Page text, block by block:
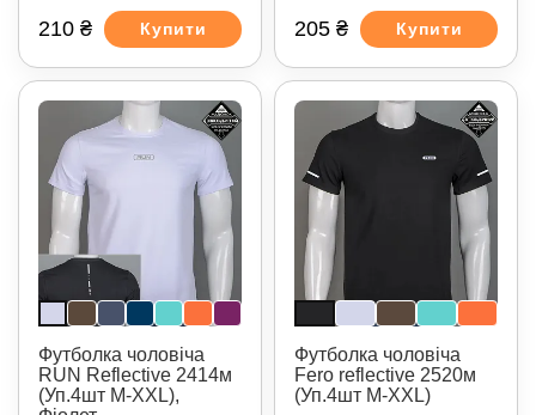
210 ₴ Купити 205 ₴ Купити
Футболка чоловіча
RUN Reflective 2414м
(Уп.4шт M-XXL),
Футболка чоловіча
Fero reflective 2520м
(Уп.4шт M-XXL)